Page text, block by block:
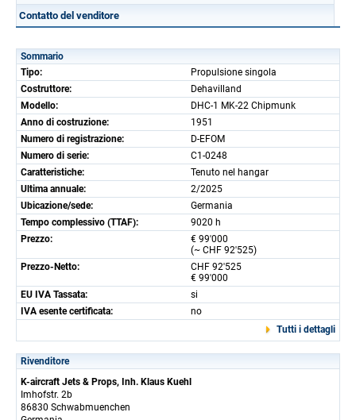
Contatto del venditore
Sommario
Tipo:
Propulsione singola
Costruttore:
Dehavilland
Modello:
DHC-1 MK-22 Chipmunk
Anno di costruzione:
1951
Numero di registrazione:
D-EFOM
Numero di serie:
C1-0248
Caratteristiche:
Tenuto nel hangar
Ultima annuale:
2/2025
Ubicazione/sede:
Germania
Tempo complessivo (TTAF):
9020 h
Prezzo:
€ 99'000
(~ CHF 92'525)
Prezzo-Netto:
CHF 92'525
€ 99'000
EU IVA Tassata:
si
IVA esente certificata:
no
Tutti i dettagli
Rivenditore
K-aircraft Jets & Props, Inh. Klaus Kuehl
Imhofstr. 2b
86830 Schwabmuenchen